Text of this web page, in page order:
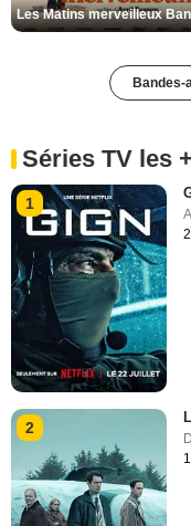
Bandes-
Séries TV les
1
2